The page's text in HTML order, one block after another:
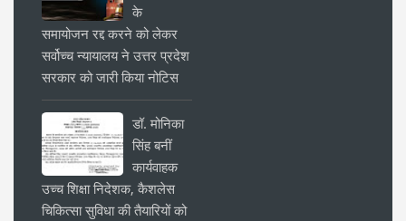
के
समायोजन रद्द करने को लेकर
सर्वोच्च न्यायालय ने उत्तर प्रदेश
सरकार को जारी किया नोटिस
डॉ. मोनिका
सिंह बनीं
कार्यवाहक
उच्च शिक्षा निदेशक, कैशलेस
चिकित्सा सुविधा की तैयारियों को